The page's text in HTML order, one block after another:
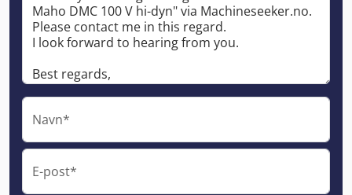
Navn*
E-post*